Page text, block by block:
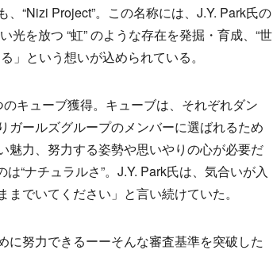
“Nizi Project”。この名称には、J.Y. Park氏の
光を放つ “虹” のような存在を発掘・育成、“世
」という想いが込められている。
キューブ獲得。キューブは、それぞれダン
ガールズグループのメンバーに選ばれるため
魅力、努力する姿勢や思いやりの心が必要だ
“ナチュラルさ”。J.Y. Park氏は、気合いが入
でいてください」と言い続けていた。
努力できるーーそんな審査基準を突破した